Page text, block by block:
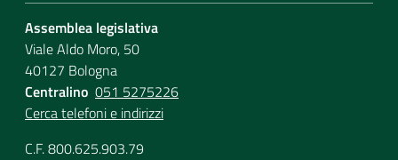
Assemblea legislativa
Viale Aldo Moro, 50
40127 Bologna
Centralino 051 5275226
Cerca telefoni e indirizzi
C.F. 800.625.903.79